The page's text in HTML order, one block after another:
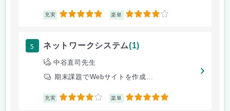
充実 5 楽単 4
5 ネットワークシステム(1)
中谷直司先生
期末課題でWebサイトを作成...
充実 4 楽単 5